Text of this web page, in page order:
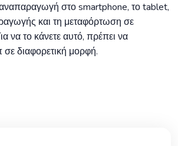
αναπαραγωγή στο smartphone, το tablet,
και τη μεταφόρτωση σε
να το κάνετε αυτό, πρέπει να
σε διαφορετική μορφή.